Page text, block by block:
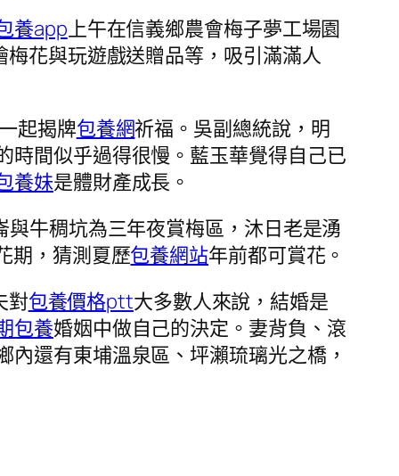
養app上午在信義鄉農會梅子夢工場園
花與玩遊戲送贈品等，吸引滿滿人
起揭牌包養網祈福。吳副總統說，明
時間似乎過得很慢。藍玉華覺得自己已
養妹是體財產成長。
與牛稠坑為三年夜賞梅區，沐日老是湧
期，猜測夏歷包養網站年前都可賞花。
對包養價格ptt大多數人來說，結婚是
包養婚姻中做自己的決定。妻背負、滾
內還有東埔溫泉區、坪瀨琉璃光之橋，